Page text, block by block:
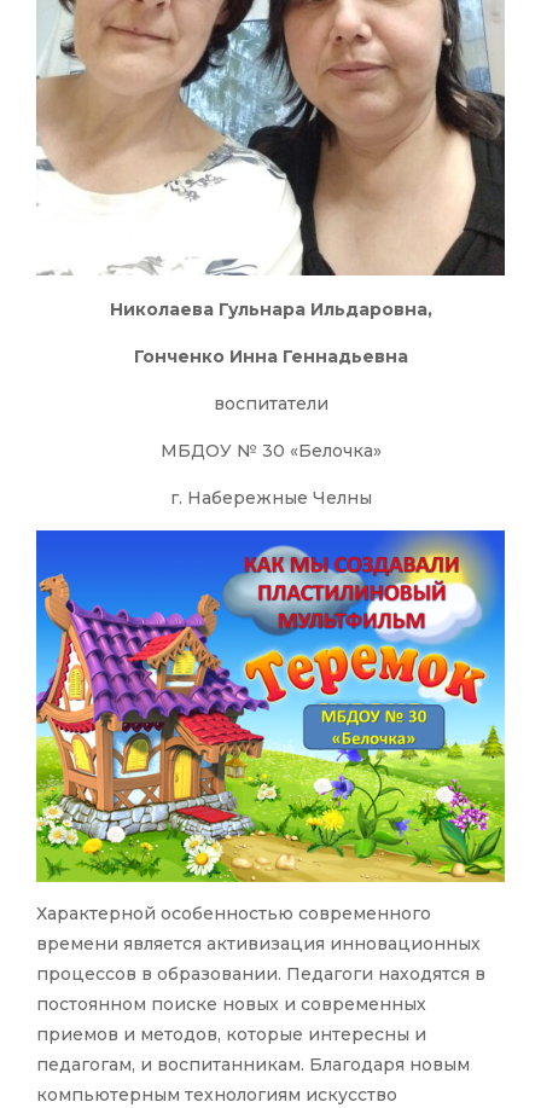
Николаева Гульнара Ильдаровна,
Гонченко Инна Геннадьевна
воспитатели
МБДОУ № 30 «Белочка»
г. Набережные Челны
Характерной особенностью современного
времени является активизация инновационных
процессов в образовании. Педагоги находятся в
постоянном поиске новых и современных
приемов и методов, которые интересны и
педагогам, и воспитанникам. Благодаря новым
компьютерным технологиям искусство